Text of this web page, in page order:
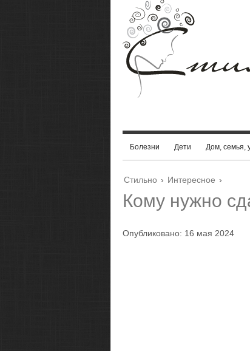
Болезни Дети Дом, семья,
Стильно › Интересное ›
Кому нужно
Опубликовано: 16 мая 2024